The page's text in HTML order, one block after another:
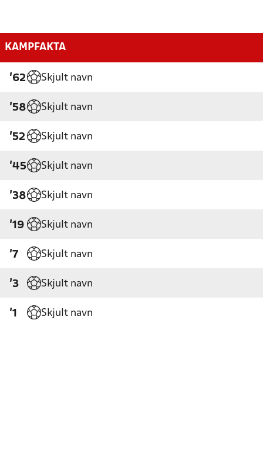
KAMPFAKTA
'62 Skjult navn
'58 Skjult navn
'52 Skjult navn
'45 Skjult navn
'38 Skjult navn
'19 Skjult navn
'7 Skjult navn
'3 Skjult navn
'1 Skjult navn